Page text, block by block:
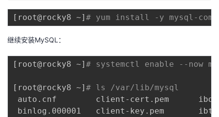
[ root@rocky8 ~] # yum install -y mysql-
继续安装MySQL：
[ root@rocky8 ~] # systemctl enable --now
[ root@rocky8 ~] # ls /var/lib/mysql
auto.cnf        client-cert.pem
binlog.000001   client-key.pem